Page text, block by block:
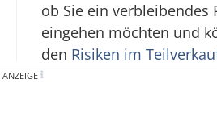
ANZEIGE
ob Sie ein verbleibendes
eingehen möchten und
den Risiken im
Sie sich rechtlich beraten!